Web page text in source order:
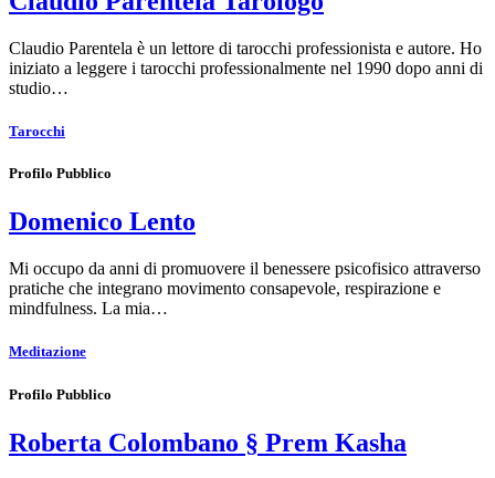
Claudio Parentela è un lettore di tarocchi professionista e autore. Ho
iniziato a leggere i tarocchi professionalmente nel 1990 dopo anni di
studio…
Tarocchi
Profilo Pubblico
Domenico Lento
Mi occupo da anni di promuovere il benessere psicofisico attraverso
pratiche che integrano movimento consapevole, respirazione e
mindfulness. La mia…
Meditazione
Profilo Pubblico
Roberta Colombano § Prem Kasha